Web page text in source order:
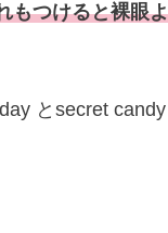
つけると裸眼
とsecret